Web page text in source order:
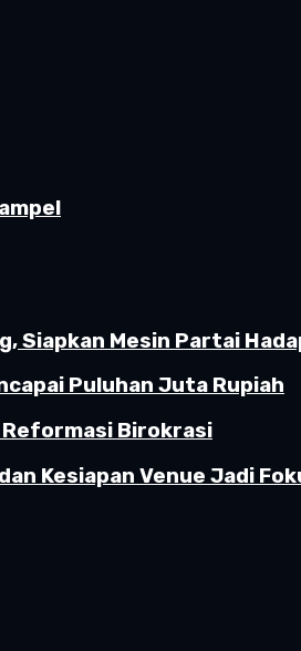
Siapkan Mesin Partai
Puluhan Juta Rupiah
Reformasi Birokrasi
Kesiapan Venue Jadi